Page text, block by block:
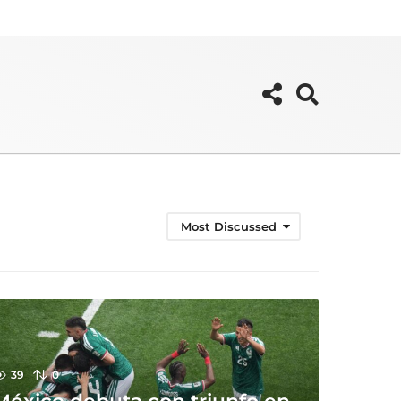
Most Discussed
39 0